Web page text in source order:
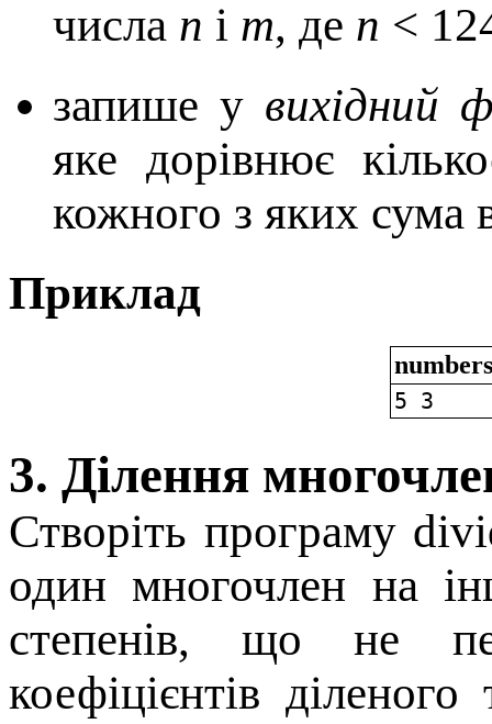
числа n і m, де n <
запише у вихідний
яке дорівнює
кожного з яких сума
Приклад
5 3
3. Ділення
Створіть програму
один многочлен на
степенів, що не
коефіцієнтів